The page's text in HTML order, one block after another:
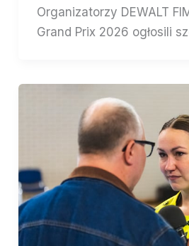
Organizatorzy DEWALT
Grand Prix 2026 ogłosili